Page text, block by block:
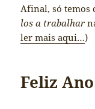
Afinal, só temos
los a trabalhar
ler mais aqui…)
Feliz